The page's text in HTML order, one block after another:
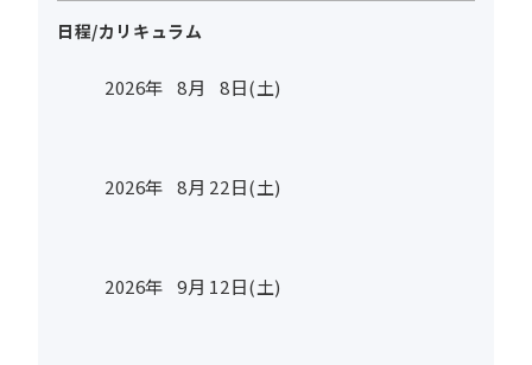
日程/カリキュラム
2026年 8月 8日(土)
2026年 8月 22日(土)
2026年 9月 12日(土)